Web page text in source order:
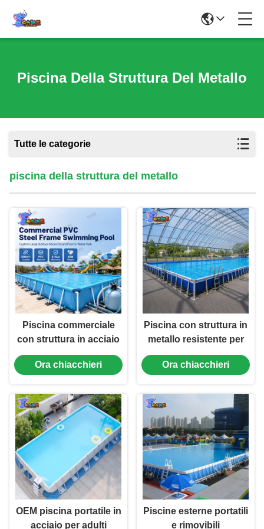
Piscina Della Struttura Del Metallo
Tutte le categorie
piscina della struttura del metallo
Piscina commerciale
con struttura in acciaio
in PVC per parco
acquatico
Ora chiacchieri
Piscina con struttura in
metallo resistente per
resort e hotel
Ora chiacchieri
OEM piscina portatile in
acciaio per adulti
Piscine esterne portatili
e rimovibili